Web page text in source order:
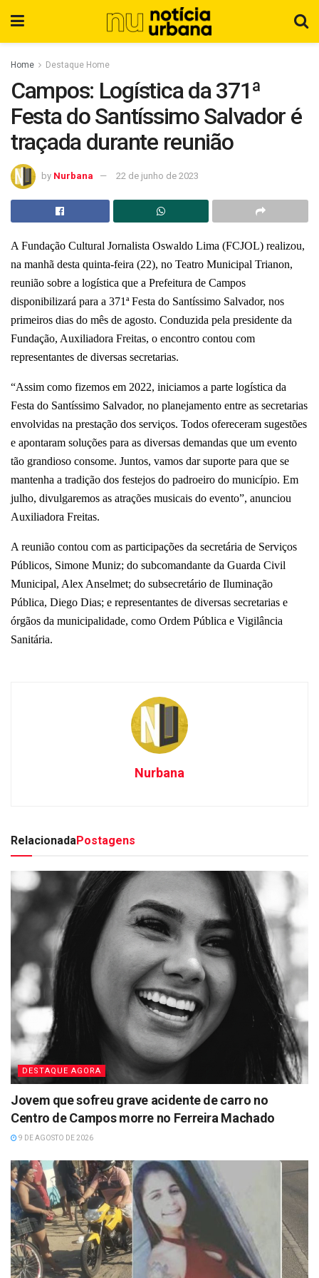
Home Destaque Home
Campos: Logística da 371ª
Festa do Santíssimo Salvador é
traçada durante reunião
by Nurbana 22 de junho de 2023
A Fundação Cultural Jornalista Oswaldo Lima (FCJOL) realizou,
na manhã desta quinta-feira (22), no Teatro Municipal Trianon,
reunião sobre a logística que a Prefeitura de Campos
disponibilizará para a 371ª Festa do Santíssimo Salvador, nos
primeiros dias do mês de agosto. Conduzida pela presidente da
Fundação, Auxiliadora Freitas, o encontro contou com
representantes de diversas secretarias.
“Assim como fizemos em 2022, iniciamos a parte logística da
Festa do Santíssimo Salvador, no planejamento entre as secretarias
envolvidas na prestação dos serviços. Todos ofereceram sugestões
e apontaram soluções para as diversas demandas que um evento
tão grandioso consome. Juntos, vamos dar suporte para que se
mantenha a tradição dos festejos do padroeiro do município. Em
julho, divulgaremos as atrações musicais do evento”, anunciou
Auxiliadora Freitas.
A reunião contou com as participações da secretária de Serviços
Públicos, Simone Muniz; do subcomandante da Guarda Civil
Municipal, Alex Anselmet; do subsecretário de Iluminação
Pública, Diego Dias; e representantes de diversas secretarias e
órgãos da municipalidade, como Ordem Pública e Vigilância
Sanitária.
Nurbana
RelacionadaPostagens
DESTAQUE AGORA
Jovem que sofreu grave acidente de carro no
Centro de Campos morre no Ferreira Machado
9 DE AGOSTO DE 2026